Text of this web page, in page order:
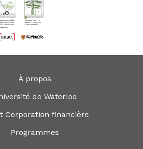
À propos
de Waterloo
Corporation financière
Programmes